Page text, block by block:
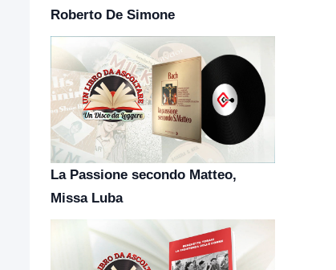
Roberto De Simone
La Passione secondo Matteo,
Missa Luba